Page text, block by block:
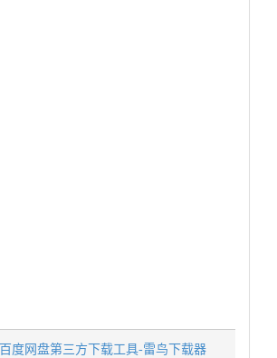
百度网盘第三方下载工具-雷鸟下载器